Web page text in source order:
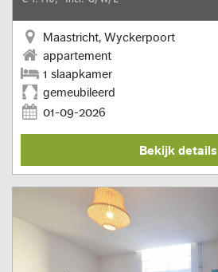
Maastricht, Wyckerpoort
appartement
1 slaapkamer
gemeubileerd
01-09-2026
Bekijk details